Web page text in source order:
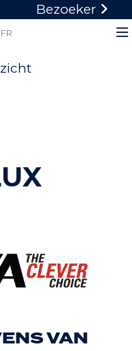
Bezoeker
FR
VAN